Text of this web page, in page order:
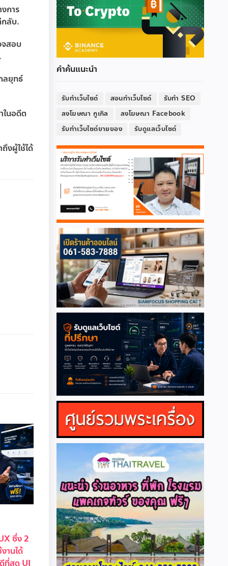
การ
กลับ.
จสอบ
ลยุทธ์
ในอดีต
งผู้ใช้ได้
ซึ่ง 2
านได้
ที่สุด UI
คำค้นแนะนำ
รับทำเว็บไซต์ สอนทำเว็บไซต์
รับทำ SEO
ลงโฆษณา กูเกิล
ลงโฆษณา Facebook
รับทำเว็บไซต์ขายของ
รับดูแลเว็บไซต์